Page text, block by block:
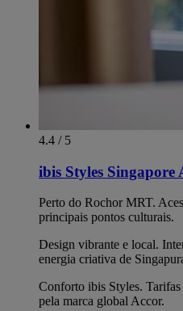
4.4 / 5
ibis Styles Singapore
Perto do Rochor MRT.
principais pontos culturais.
Design vibrante e local.
energia criativa de
Conforto ibis Styles. Tarifas
pela marca global Accor.